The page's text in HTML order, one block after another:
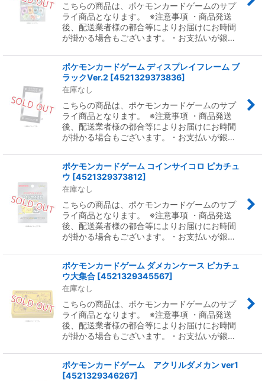
こちらの商品は、ポケモンカードゲームのサプ
ライ商品となります。 ※注意事項 ・商品発送
後、配送業者様の都合等によりお届けにお時間
が掛かる場合もございます。・お支払いが銀…
ポケモンカードゲーム ディスプレイフレーム ブ
ラックVer.2 [4521329373836]
在庫なし
こちらの商品は、ポケモンカードゲームのサプ
ライ商品となります。 ※注意事項 ・商品発送
後、配送業者様の都合等によりお届けにお時間
が掛かる場合もございます。・お支払いが銀…
ポケモンカードゲーム コインサイコロ ピカチュ
ウ [4521329373812]
在庫なし
こちらの商品は、ポケモンカードゲームのサプ
ライ商品となります。 ※注意事項 ・商品発送
後、配送業者様の都合等によりお届けにお時間
が掛かる場合もございます。・お支払いが銀…
ポケモンカードゲーム ダメカンケース ピカチュ
ウ大集合 [4521329345567]
在庫なし
こちらの商品は、ポケモンカードゲームのサプ
ライ商品となります。 ※注意事項 ・商品発送
後、配送業者様の都合等によりお届けにお時間
が掛かる場合もございます。・お支払いが銀…
ポケモンカードゲーム アクリルダメカン ver1
[4521329346267]